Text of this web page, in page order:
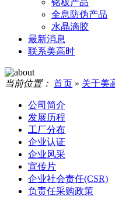
全息防伪产品
水晶滴胶
最新消息
联系美高时
当前位置： 首页 » 关于美
公司简介
发展历程
工厂分布
企业认证
企业风采
宣传片
企业社会责任(CSR)
负责任采购政策